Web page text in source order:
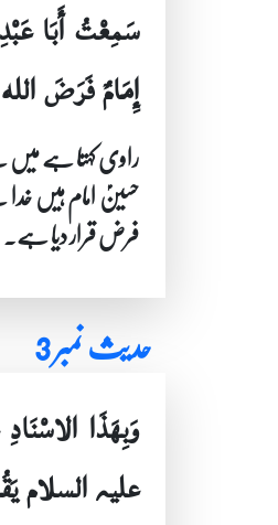
سَمِعْتُ أَبَا
إِمَامٌ فَرَضَ
راوی کہتا ہے میں
حسینؑ امام ہیں
فرض قرار دیا ہے۔
حدیث نمبر 3
وَبِهَذَا
علیہ السلام